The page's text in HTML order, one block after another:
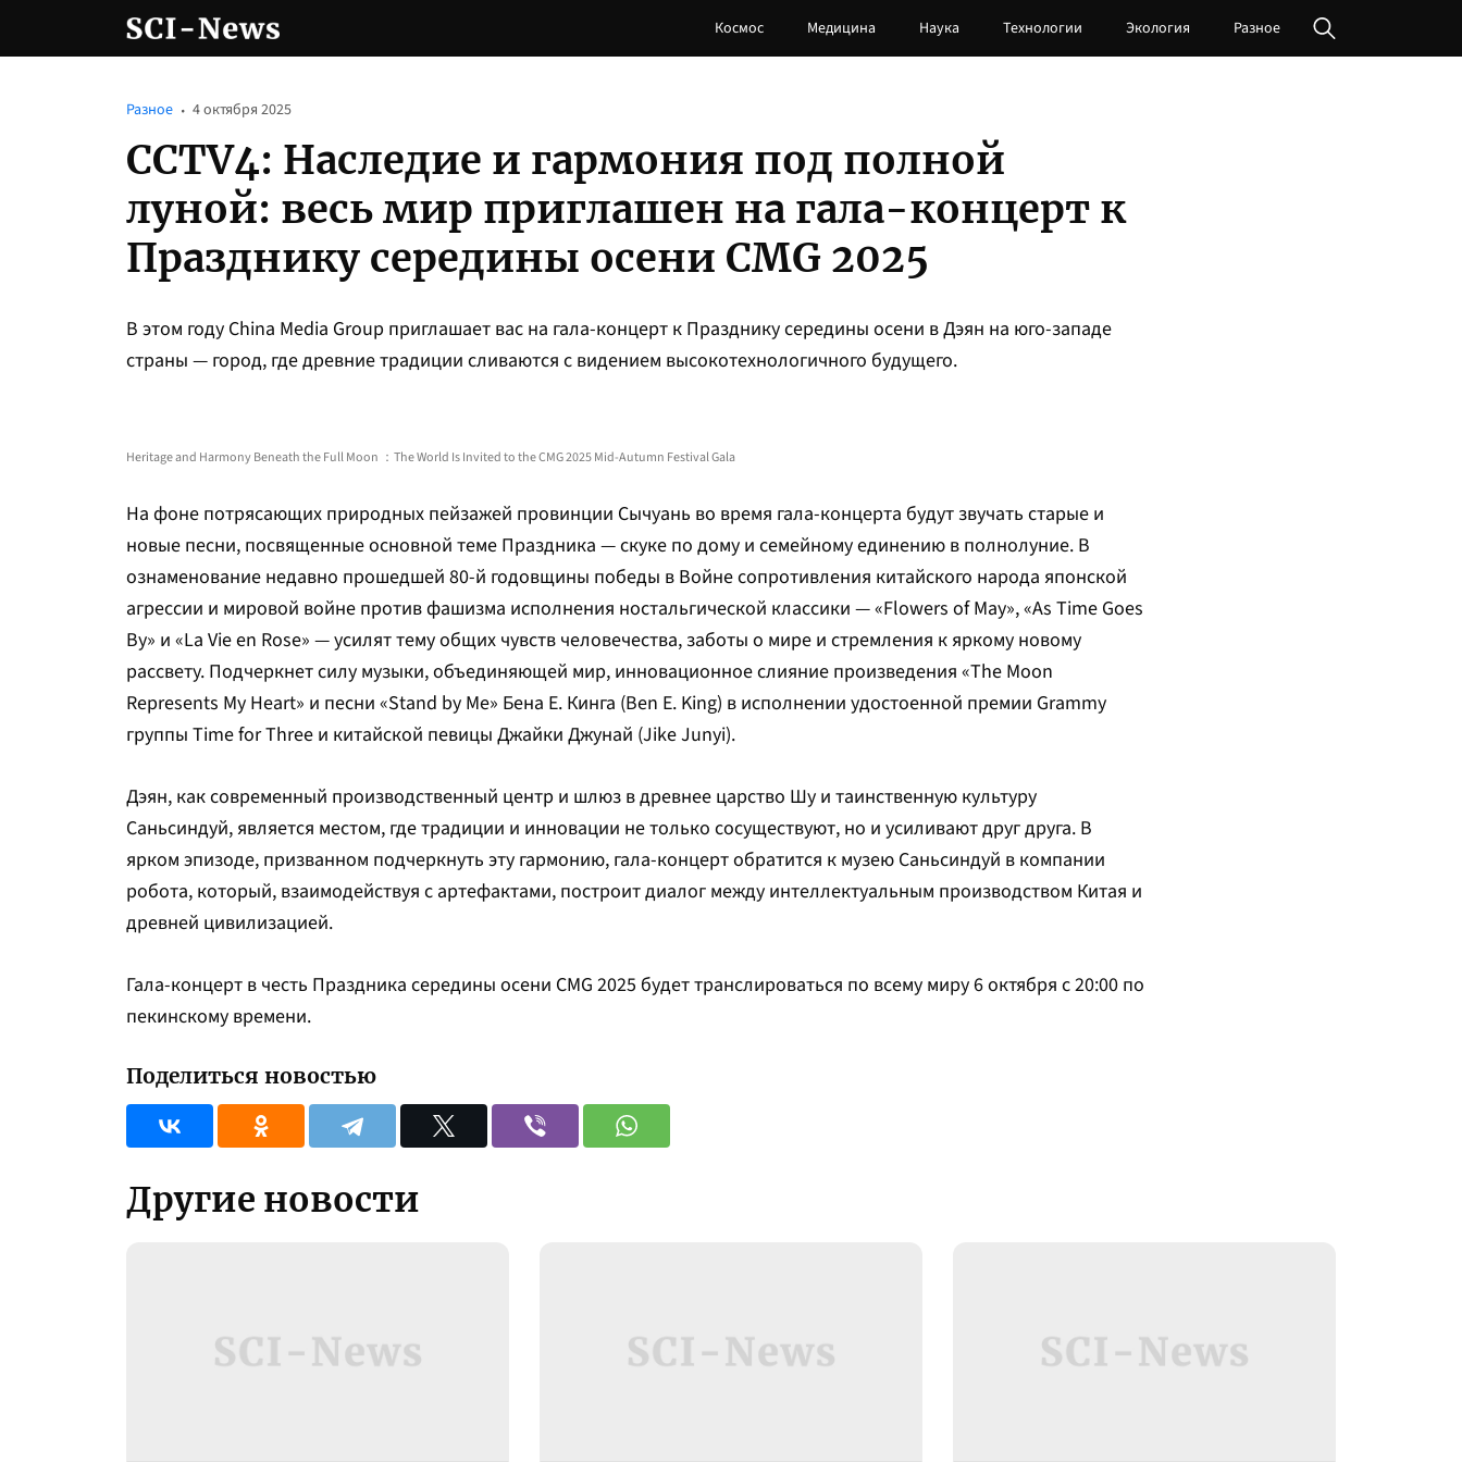
Космос Медицина Наука Технологии Экология Разное
CCTV4: Наследие и гармония под полной
луной: весь мир приглашен на гала-концерт к
Празднику середины осени CMG 2025
Разное 4 октября 2025
В этом году China Media Group приглашает вас на гала-концерт к Празднику середины осени в Дэян на юго-западе
страны — город, где древние традиции сливаются с видением высокотехнологичного будущего.
Heritage and Harmony Beneath the Full Moon ：The World Is Invited to the CMG 2025 Mid-Autumn Festival Gala
На фоне потрясающих природных пейзажей провинции Сычуань во время гала-концерта будут звучать старые и
новые песни, посвященные основной теме Праздника — скуке по дому и семейному единению в полнолуние. В
ознаменование недавно прошедшей 80-й годовщины победы в Войне сопротивления китайского народа японской
агрессии и мировой войне против фашизма исполнения ностальгической классики — «Flowers of May», «As Time Goes
By» и «La Vie en Rose» — усилят тему общих чувств человечества, заботы о мире и стремления к яркому новому
рассвету. Подчеркнет силу музыки, объединяющей мир, инновационное слияние произведения «The Moon
Represents My Heart» и песни «Stand by Me» Бена Е. Кинга (Ben E. King) в исполнении удостоенной премии Grammy
группы Time for Three и китайской певицы Джайки Джунай (Jike Junyi).
Дэян, как современный производственный центр и шлюз в древнее царство Шу и таинственную культуру
Саньсиндуй, является местом, где традиции и инновации не только сосуществуют, но и усиливают друг друга. В
ярком эпизоде, призванном подчеркнуть эту гармонию, гала-концерт обратится к музею Саньсиндуй в компании
робота, который, взаимодействуя с артефактами, построит диалог между интеллектуальным производством Китая и
древней цивилизацией.
Гала-концерт в честь Праздника середины осени CMG 2025 будет транслироваться по всему миру 6 октября с 20:00 по
пекинскому времени.
Поделиться новостью
Другие новости